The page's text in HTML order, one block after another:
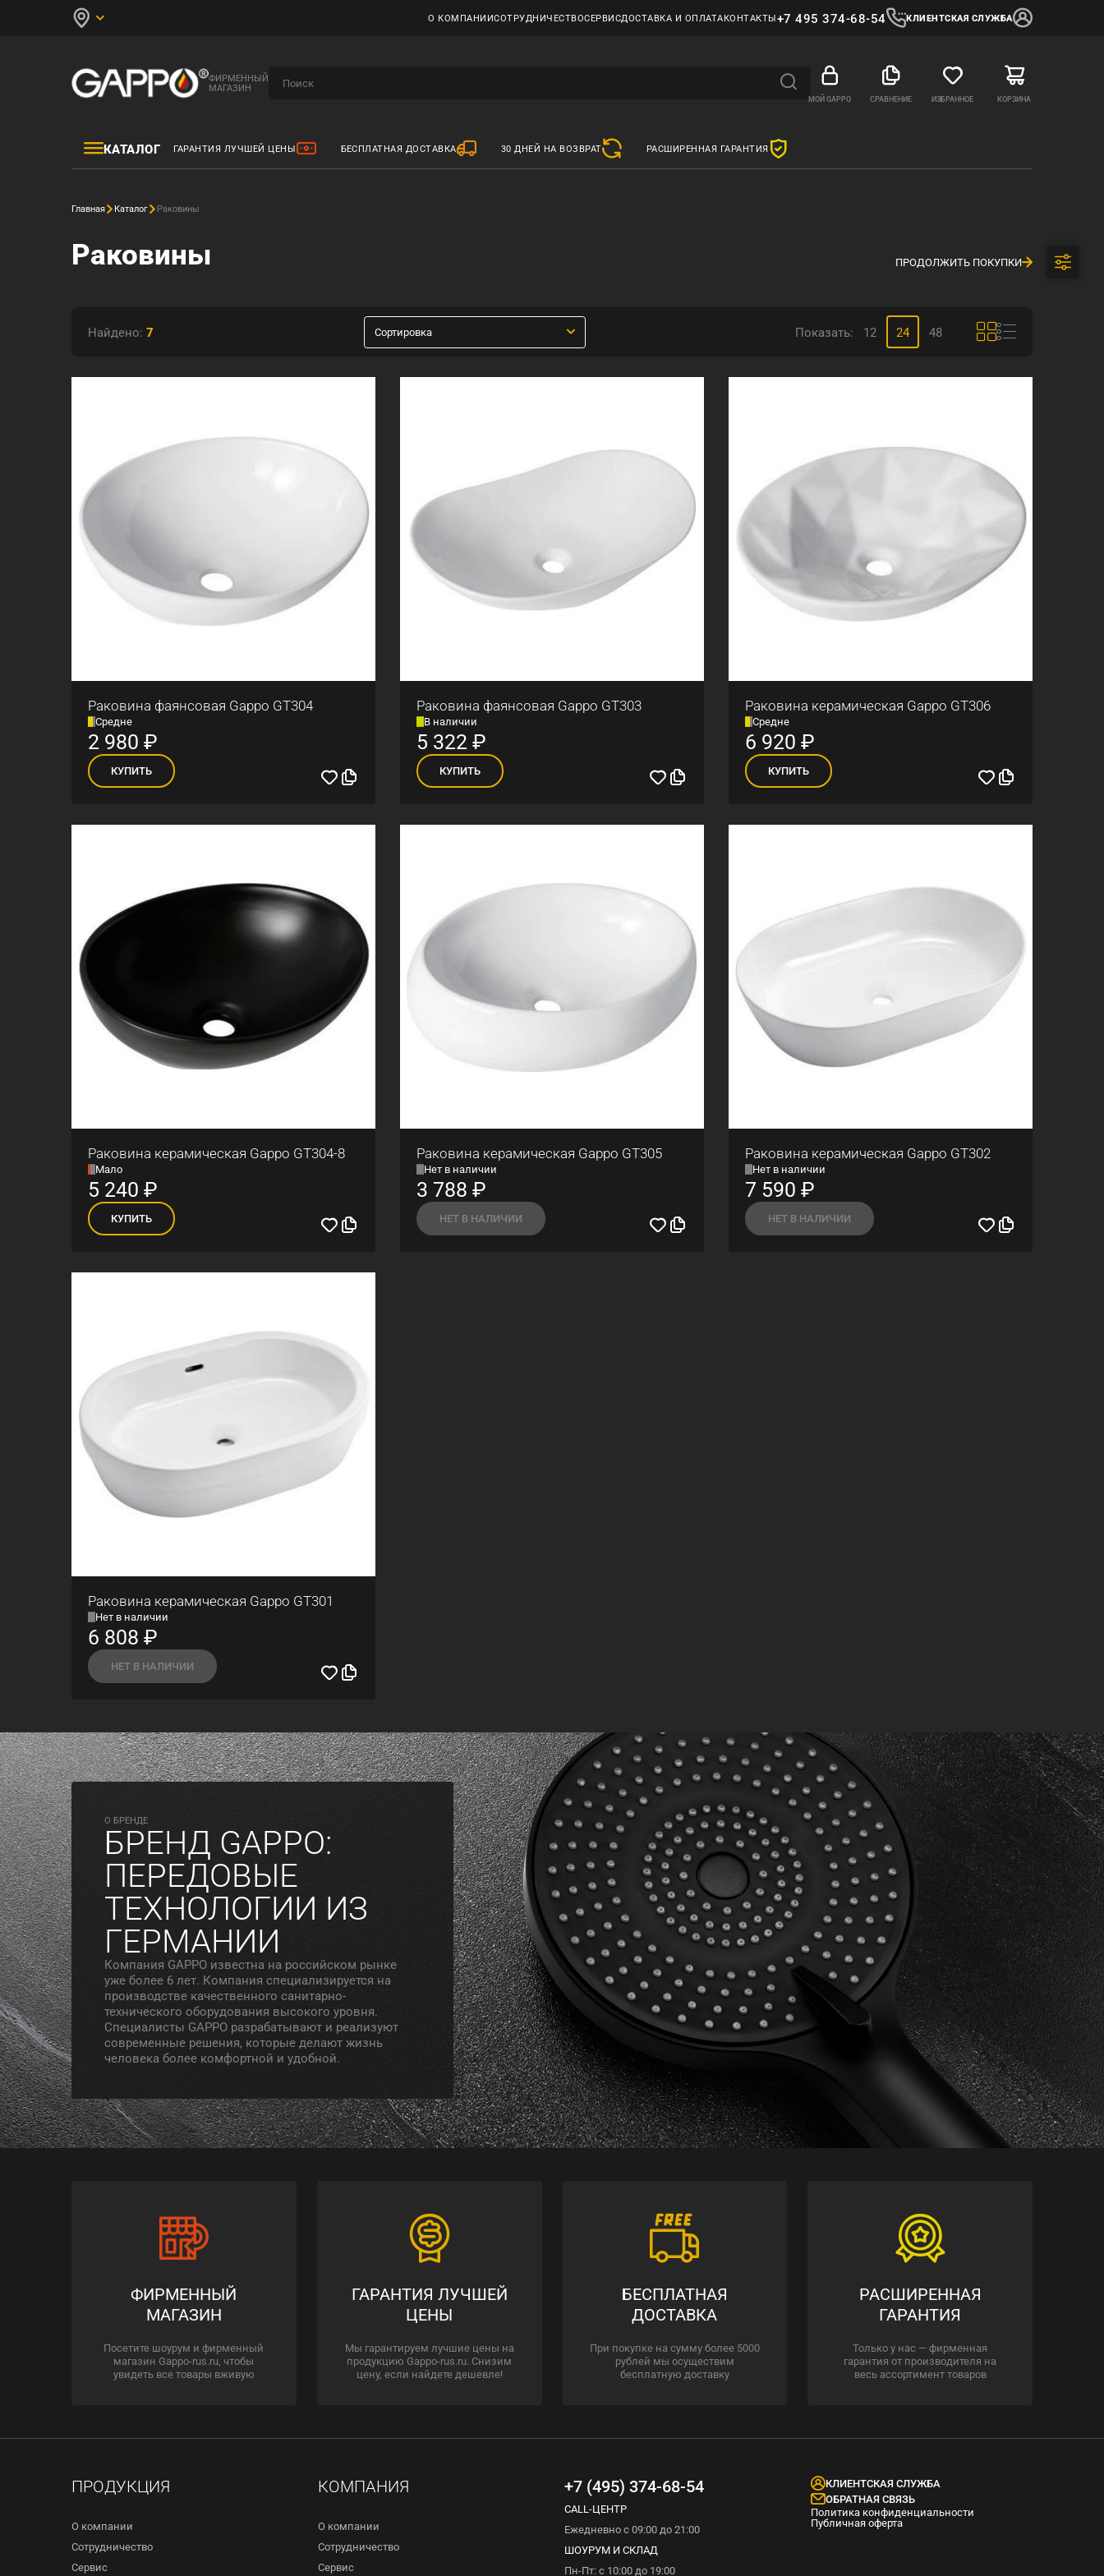
О КОМПАНИИСОТРУДНИЧЕСТВОСЕРВИСДОСТАВКА И ОПЛАТАКОНТАКТЫ+7 495 374-68-54 КЛИЕНТСКАЯ СЛУЖБА
ФИРМЕННЫЙ
МАГАЗИН
МОЙ GAPPO СРАВНЕНИЕ ИЗБРАННОЕ КОРЗИНА
КАТАЛОГ ГАРАНТИЯ ЛУЧШЕЙ ЦЕНЫ БЕСПЛАТНАЯ ДОСТАВКА 30 ДНЕЙ НА ВОЗВРАТ РАСШИРЕННАЯ ГАРАНТИЯ
Главная Каталог Раковины
Раковины ПРОДОЛЖИТЬ ПОКУПКИ
Найдено: 7 Сортировка Показать: 12 24 48
Раковина фаянсовая Gappo GT304
Средне
2 980 ₽
КУПИТЬ
Раковина фаянсовая Gappo GT303
В наличии
5 322₽
КУПИТЬ
Раковина керамическая Gappo GT306
Средне
6 920 ₽
КУПИТЬ
Раковина керамическая Gappo GT304-8
Мало
5 240 ₽
КУПИТЬ
Раковина керамическая Gappo GT305
Нет в наличии
3 788 ₽
НЕТ В НАЛИЧИИ
Раковина керамическая Gappo GT302
Нет в наличии
7 590 ₽
НЕТ В НАЛИЧИИ
Раковина керамическая Gappo GT301
Нет в наличии
6 808 ₽
НЕТ В НАЛИЧИИ
O БРЕНДЕ
БРЕНД GAPPO:
ПЕРЕДОВЫЕ
ТЕХНОЛОГИИ ИЗ
ГЕРМАНИИ
Компания GAPPO известна на российском рынке
уже более 6 лет. Компания специализируется на
производстве качественного санитарно-
технического оборудования высокого уровня.
Специалисты GAPPO разрабатывают и реализуют
современные решения, которые делают жизнь
человека более комфортной и удобной.
ФИРМЕННЫЙ
МАГАЗИН
Посетите шоурум и фирменный
магазин Gappo-rus.ru, чтобы
увидеть все товары вживую
ГАРАНТИЯ ЛУЧШЕЙ
ЦЕНЫ
Мы гарантируем лучшие цены на
продукцию Gappo-rus.ru. Снизим
цену, если найдете дешевле!
БЕСПЛАТНАЯ
ДОСТАВКА
При покупке на сумму более 5000
рублей мы осуществим
бесплатную доставку
РАСШИРЕННАЯ
ГАРАНТИЯ
Только у нас — фирменная
гарантия от производителя на
весь ассортимент товаров
ПРОДУКЦИЯ
О компании
Сотрудничество
Сервис
КОМПАНИЯ
О компании
Сотрудничество
Сервис
+7 (495) 374-68-54
CALL-ЦЕНТР
Ежедневно с 09:00 до 21:00
ШОУРУМ И СКЛАД
Пн-Пт: с 10:00 до 19:00
КЛИЕНТСКАЯ СЛУЖБА
ОБРАТНАЯ СВЯЗЬ
Политика конфиденциальности
Публичная оферта